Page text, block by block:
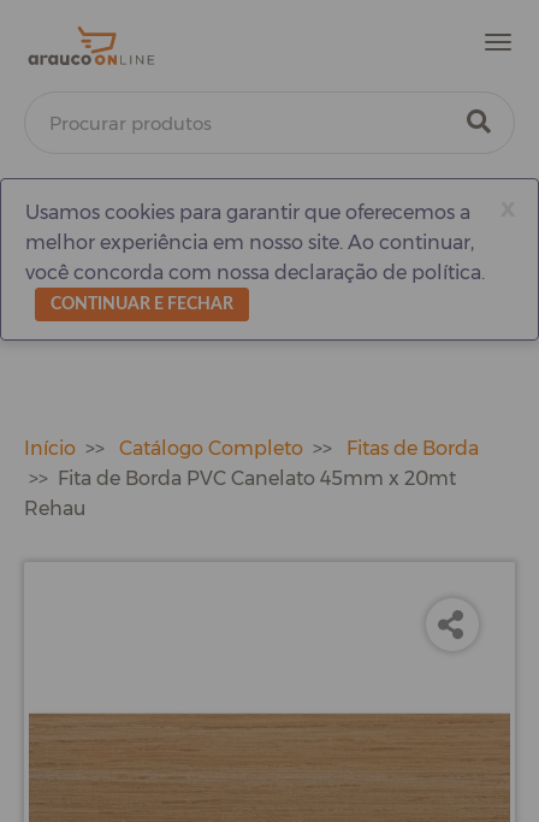
Usamos cookies para garantir que oferecemos a
melhor experiência em nosso site. Ao continuar,
você concorda com nossa declaração de política.
CONTINUAR E FECHAR
Início Catálogo Completo
Fitas de Borda
Fita de Borda PVC Canelato 45mm x 20mt
Rehau